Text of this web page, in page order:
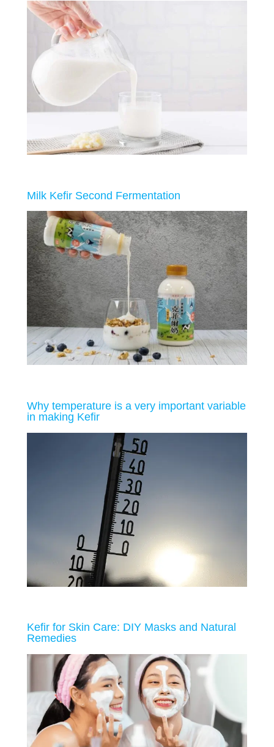
Milk Kefir Second Fermentation
Why temperature is a very important variable
in making Kefir
Kefir for Skin Care: DIY Masks and Natural
Remedies